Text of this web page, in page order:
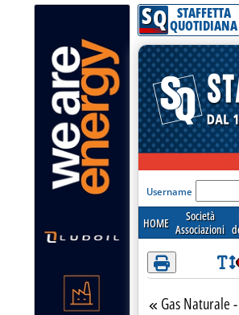
Attenzione! Esegui l'accesso per lèggere
SQ STAFFETTA
QUOTIDIANA
'Modulo
Username
HOME
Società
Associazioni
Torna alla sezione
Gas Naturale